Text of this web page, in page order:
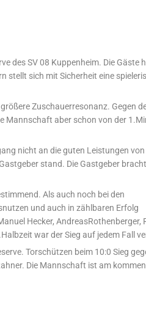
des SV 08 Kuppenheim. Die Gäste
stellt sich mit Sicherheit eine
Zuschauerresonanz. Gegen
Mannschaft aber schon von der
nicht an die guten Leistungen
stand. Die Gastgeber
Als auch noch bei den
und auch in zählbaren Erfolg
Hecker, AndreasRothenberger,
war der Sieg auf jedem Fall
Torschützen beim 10:0 Sieg
Die Mannschaft ist am